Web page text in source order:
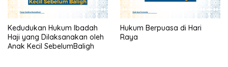
Kedudukan Hukum Ibadah
Haji yang Dilaksanakan oleh
Anak Kecil SebelumBaligh
Hukum Berpuasa di Hari
Raya